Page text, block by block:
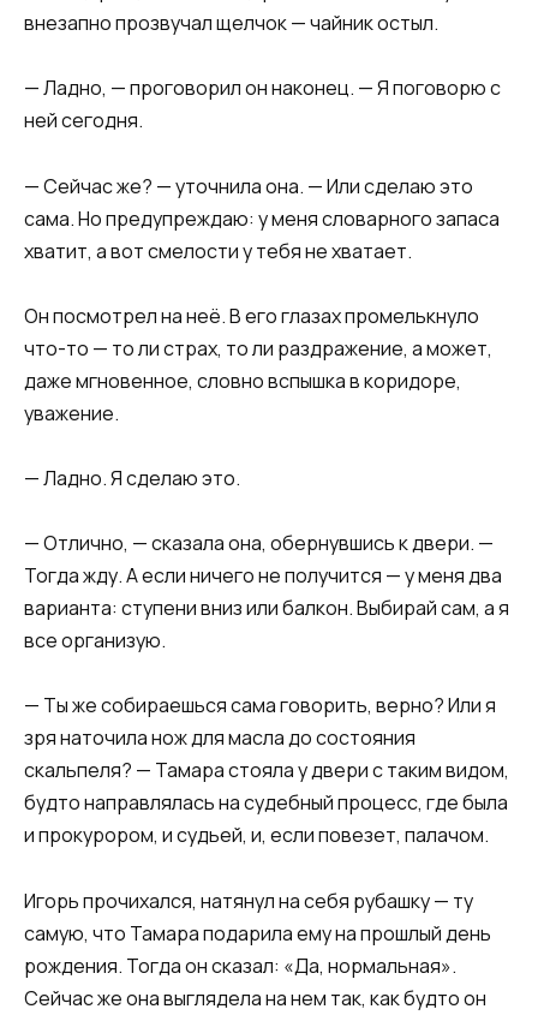
внезапно прозвучал щелчок — чайник остыл.
— Ладно, — проговорил он наконец. — Я поговорю с
ней сегодня.
— Сейчас же? — уточнила она. — Или сделаю это
сама. Но предупреждаю: у меня словарного запаса
хватит, а вот смелости у тебя не хватает.
Он посмотрел на неё. В его глазах промелькнуло
что-то — то ли страх, то ли раздражение, а может,
даже мгновенное, словно вспышка в коридоре,
уважение.
— Ладно. Я сделаю это.
— Отлично, — сказала она, обернувшись к двери. —
Тогда жду. А если ничего не получится — у меня два
варианта: ступени вниз или балкон. Выбирай сам, а я
все организую.
— Ты же собираешься сама говорить, верно? Или я
зря наточила нож для масла до состояния
скальпеля? — Тамара стояла у двери с таким видом,
будто направлялась на судебный процесс, где была
и прокурором, и судьей, и, если повезет, палачом.
Игорь прочихался, натянул на себя рубашку — ту
самую, что Тамара подарила ему на прошлый день
рождения. Тогда он сказал: «Да, нормальная».
Сейчас же она выглядела на нем так, как будто он